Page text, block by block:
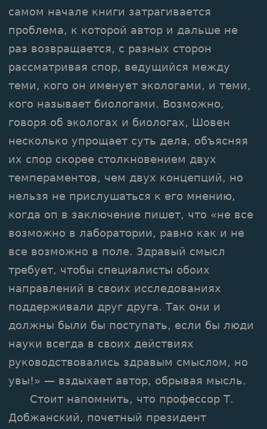
самом начале книги затрагивается
проблема, к которой автор и дальше не
раз возвращается, с разных сторон
рассматривая спор, ведущийся между
теми, кого он именует экологами, и теми,
кого называет биологами. Возможно,
говоря об экологах и биологах, Шовен
несколько упрощает суть дела, объясняя
их спор скорее столкновением двух
темпераментов, чем двух концепций, но
нельзя не прислушаться к его мнению,
когда оп в заключение пишет, что «не все
возможно в лаборатории, равно как и не
все возможно в поле. Здравый смысл
требует, чтобы специалисты обоих
направлений в своих исследованиях
поддерживали друг друга. Так они и
должны были бы поступать, если бы люди
науки всегда в своих действиях
руководствовались здравым смыслом, но
увы!» — вздыхает автор, обрывая мысль.
Стоит напомнить, что профессор Т.
Добжанский, почетный президент